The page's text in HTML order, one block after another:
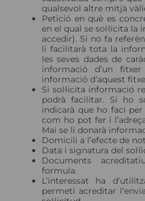
qualsevol altre mitjà
Petició en què es
en el qual se sol·licita la
accedir). Si no fa
li facilitarà tota la
les seves dades de
informació d’un
informació d’aquest
Si sol·licita informació
podrà facilitar. Si ho
indicarà que ho faci
com ho pot fer i
Mai se li donarà
Domicili a l’efecte de
Data i signatura del
Documents
formula.
L’interessat ha
permeti acreditar